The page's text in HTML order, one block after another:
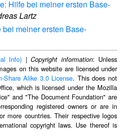
Hilfe bei meiner ersten Base-
Lartz
meiner ersten Base-
Info) |Copyright information: Unless
on this website are licensed under
Share Alike 3.0 License. This does not
which is licensed under the Mozilla
and "The Document Foundation" are
registered owners or are in
more countries. Their respective logos
copyright laws. Use thereof is